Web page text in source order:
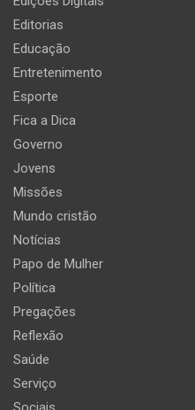
Editorias
Educação
Entretenimento
Esporte
Fica a Dica
Governo
Jovens
Missões
Mundo cristão
Notícias
Papo de Mulher
Política
Pregações
Reflexão
Saúde
Serviço